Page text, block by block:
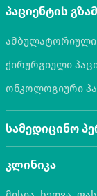
პაციენტის
ამბულატორიული
ქირურგიული
ონკოლოგიური
სამედიცინო
კლინიკა